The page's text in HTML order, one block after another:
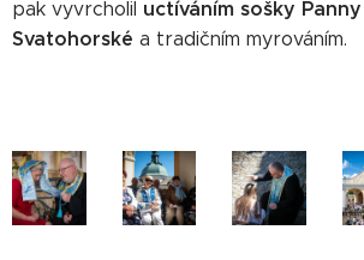
pak vyvrcholil uctíváním sošky
Svatohorské a tradičním myrováním.